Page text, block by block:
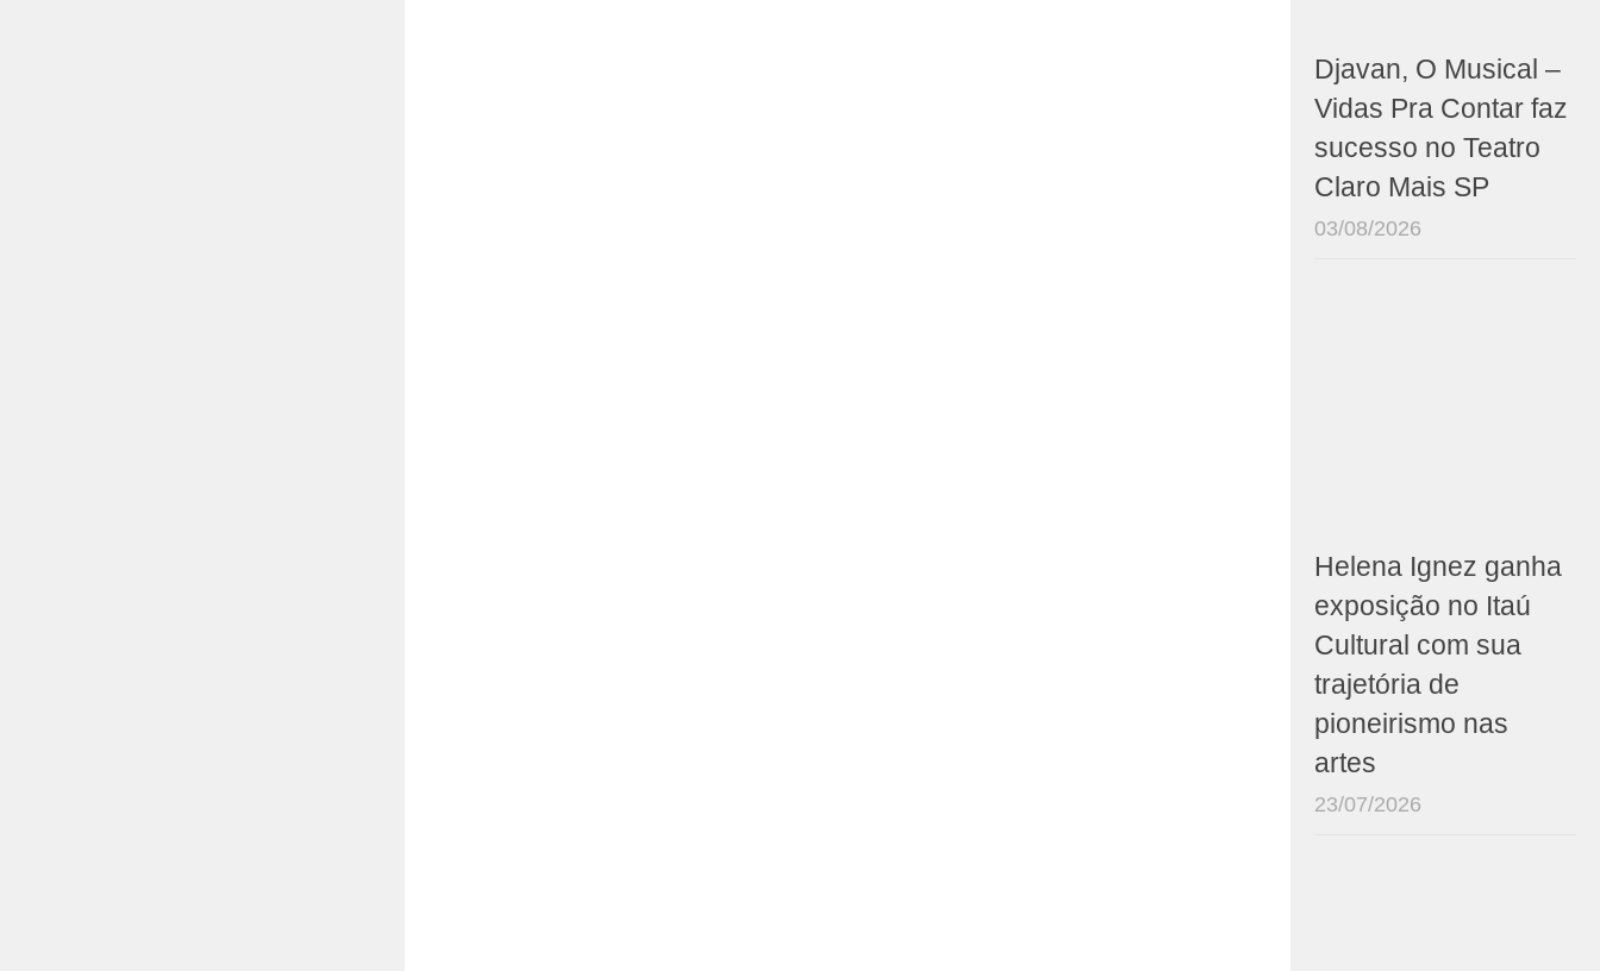
Djavan, O Musical –
Vidas Pra Contar faz
sucesso no Teatro
Claro Mais SP
03/08/2026
Helena Ignez ganha
exposição no Itaú
Cultural com sua
trajetória de
pioneirismo nas
artes
23/07/2026